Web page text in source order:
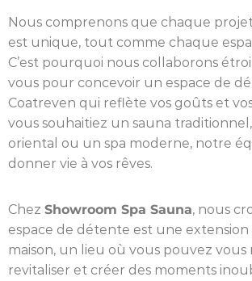
Nous comprenons que chaque
est unique, tout comme chaque
C’est pourquoi nous collaborons
vous pour concevoir un espace de
Coatreven qui reflète vos goûts et
vous souhaitiez un sauna
oriental ou un spa moderne, notre
donner vie à vos rêves.
Chez Showroom Spa Sauna, nous
espace de détente est une
maison, un lieu où vous pouvez vous
revitaliser et créer des moments